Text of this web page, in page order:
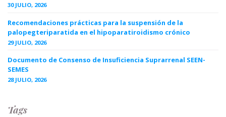
30 JULIO, 2026
Recomendaciones prácticas para la suspensión de la
palopegteriparatida en el hipoparatiroidismo crónico
29 JULIO, 2026
Documento de Consenso de Insuficiencia Suprarrenal SEEN-
SEMES
28 JULIO, 2026
Tags